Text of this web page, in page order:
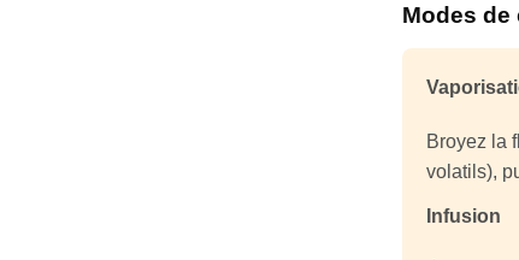
Modes
Broyez la
volatils),
Infusion